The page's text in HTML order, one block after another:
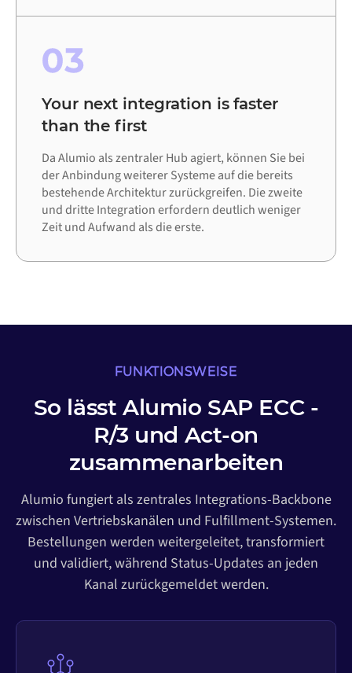
03
Your next integration is faster
than the first
Da Alumio als zentraler Hub agiert, können Sie bei
der Anbindung weiterer Systeme auf die bereits
bestehende Architektur zurückgreifen. Die zweite
und dritte Integration erfordern deutlich weniger
Zeit und Aufwand als die erste.
FUNKTIONSWEISE
So lässt Alumio SAP ECC -
R/3 und Act-on
zusammenarbeiten
Alumio fungiert als zentrales Integrations-Backbone
zwischen Vertriebskanälen und Fulfillment-Systemen.
Bestellungen werden weitergeleitet, transformiert
und validiert, während Status-Updates an jeden
Kanal zurückgemeldet werden.